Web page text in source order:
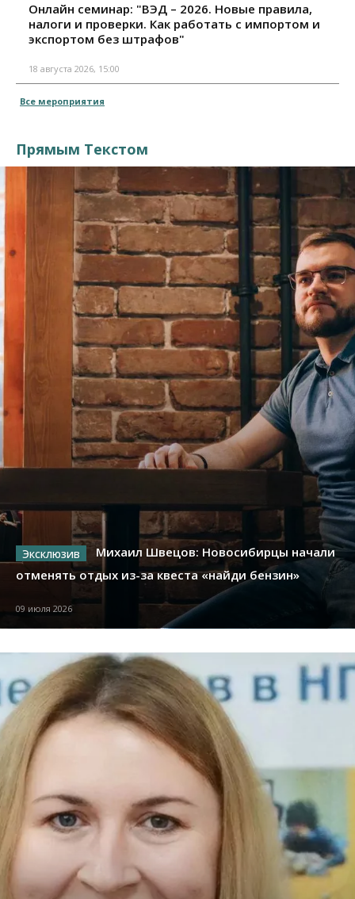
Онлайн семинар: "ВЭД – 2026. Новые правила,
налоги и проверки. Как работать с импортом и
экспортом без штрафов"
18 августа 2026, 15:00
Все мероприятия
Прямым Текстом
Михаил Швецов: Новосибирцы начали
отменять отдых из-за квеста «найди бензин»
09 июля 2026